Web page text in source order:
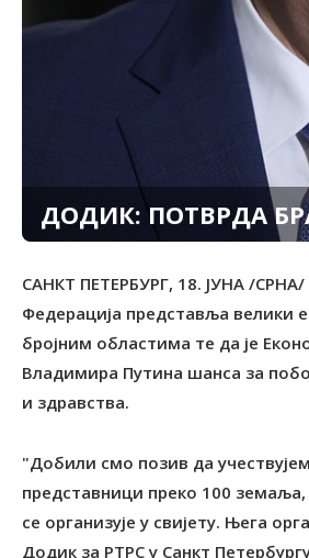
ДОДИК: ПОТВРДА
САНКТ ПЕТЕРБУРГ, 18. ЈУНА /
Федерација представља велики
бројним областима те да је
Владимира Путина шанса за
и здравства.
"Добили смо позив да
представници преко 100 земаља,
се организује у свијету. Њега
Додик за РТРС у Санкт